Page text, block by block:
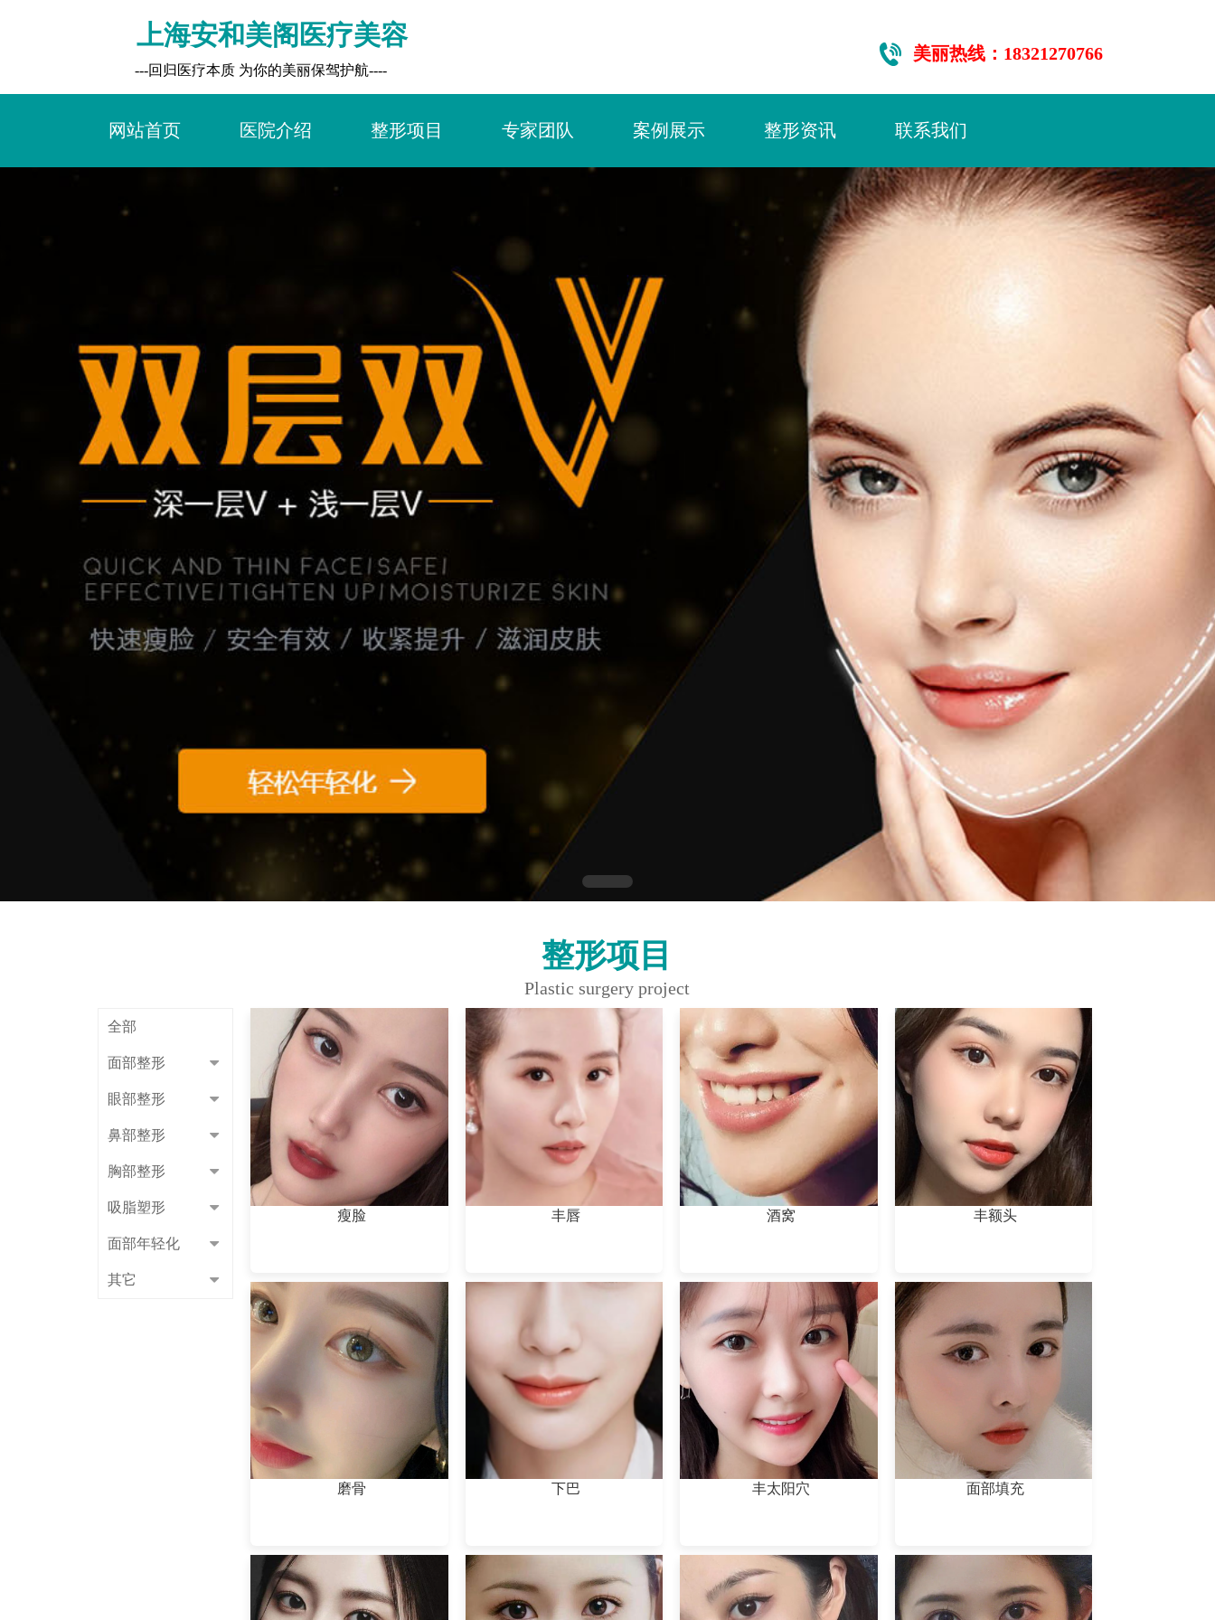
上海安和美阁医疗美容
        ---回归医疗本质 为你的美丽保驾护航----
美丽热线：18321270766
网站首页 医院介绍 整形项目 专家团队 案例展示 整形资讯 联系我们
整形项目
Plastic surgery project
全部
面部整形
眼部整形
鼻部整形
胸部整形
吸脂塑形
面部年轻化
其它
瘦脸 丰唇 酒窝 丰额头
磨骨 下巴 丰太阳穴 面部填充